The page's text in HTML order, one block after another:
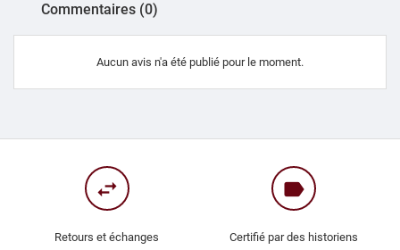
Commentaires (0)
Aucun avis n'a été publié pour le moment.
swap_horiz
Retours et échanges
label
Certifié par des historiens